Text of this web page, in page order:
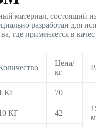
материал, состоящий
разработан для
где применяется в
Цена/
кг
КГ
70
КГ 42